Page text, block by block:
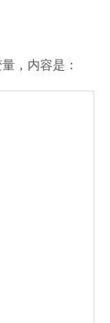
，内容是：